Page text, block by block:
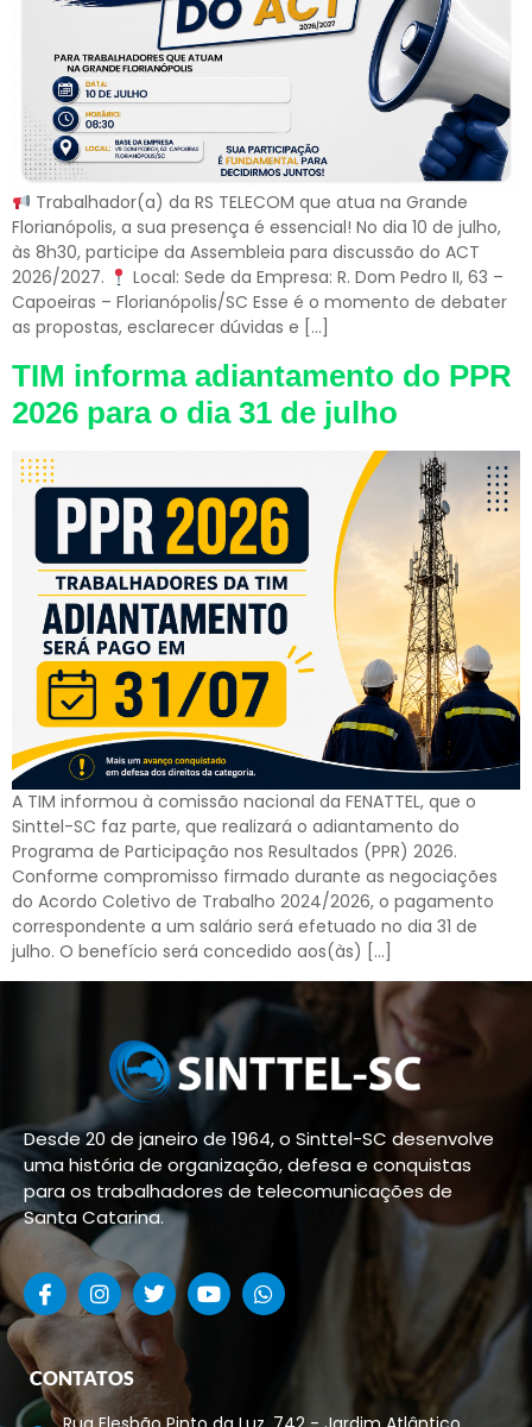
Trabalhador(a) da RS TELECOM que atua na Grande
Florianópolis, a sua presença é essencial! No dia 10 de julho,
às 8h30, participe da Assembleia para discussão do ACT
2026/2027.
Local: Sede da Empresa: R. Dom Pedro II, 63 –
Capoeiras – Florianópolis/SC Esse é o momento de debater
as propostas, esclarecer dúvidas e […]
TIM informa adiantamento do PPR
2026 para o dia 31 de julho
A TIM informou à comissão nacional da FENATTEL, que o
Sinttel-SC faz parte, que realizará o adiantamento do
Programa de Participação nos Resultados (PPR) 2026.
Conforme compromisso firmado durante as negociações
do Acordo Coletivo de Trabalho 2024/2026, o pagamento
correspondente a um salário será efetuado no dia 31 de
julho. O benefício será concedido aos(às) […]
Desde 20 de janeiro de 1964, o Sinttel-SC desenvolve
uma história de organização, defesa e conquistas
para os trabalhadores de telecomunicações de
Santa Catarina.
CONTATOS